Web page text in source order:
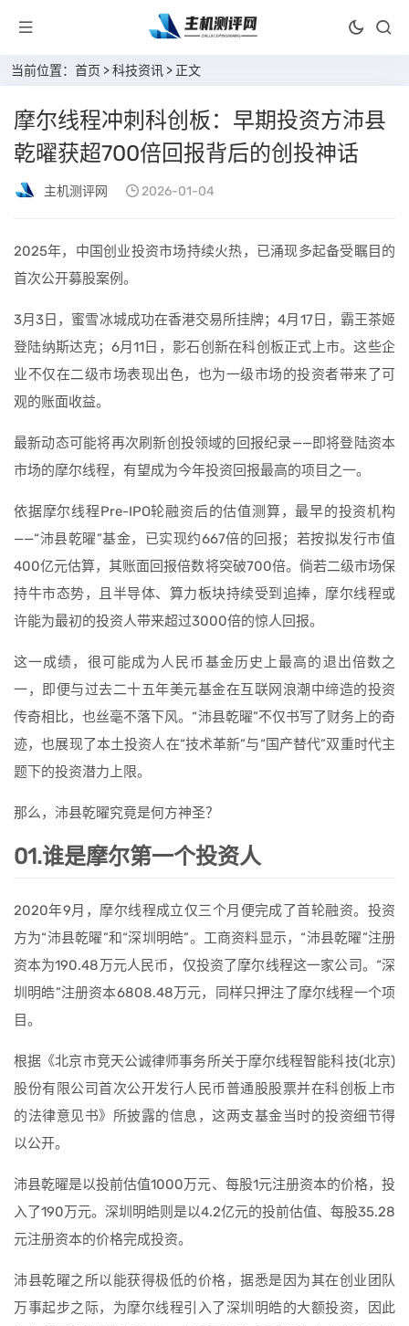
当前位置： 首页 >科技资讯 > 正文
摩尔线程冲刺科创板：早期投资方沛县
乾曜获超700倍回报背后的创投神话
主机测评网 2026-01-04
2025年，中国创业投资市场持续火热，已涌现多起备受瞩目的
首次公开募股案例。
3月3日，蜜雪冰城成功在香港交易所挂牌；4月17日，霸王茶姬
登陆纳斯达克；6月11日，影石创新在科创板正式上市。这些企
业不仅在二级市场表现出色，也为一级市场的投资者带来了可
观的账面收益。
最新动态可能将再次刷新创投领域的回报纪录——即将登陆资本
市场的摩尔线程，有望成为今年投资回报最高的项目之一。
依据摩尔线程Pre-IPO轮融资后的估值测算，最早的投资机构
——“沛县乾曜”基金，已实现约667倍的回报；若按拟发行市值
400亿元估算，其账面回报倍数将突破700倍。倘若二级市场保
持牛市态势，且半导体、算力板块持续受到追捧，摩尔线程或
许能为最初的投资人带来超过3000倍的惊人回报。
这一成绩，很可能成为人民币基金历史上最高的退出倍数之
一，即便与过去二十五年美元基金在互联网浪潮中缔造的投资
传奇相比，也丝毫不落下风。“沛县乾曜”不仅书写了财务上的奇
迹，也展现了本土投资人在“技术革新”与“国产替代”双重时代主
题下的投资潜力上限。
那么，沛县乾曜究竟是何方神圣？
01.谁是摩尔第一个投资人
2020年9月，摩尔线程成立仅三个月便完成了首轮融资。投资
方为“沛县乾曜”和“深圳明皓”。工商资料显示，“沛县乾曜”注册
资本为190.48万元人民币，仅投资了摩尔线程这一家公司。“深
圳明皓”注册资本6808.48万元，同样只押注了摩尔线程一个项
目。
根据《北京市竞天公诚律师事务所关于摩尔线程智能科技(北京)
股份有限公司首次公开发行人民币普通股股票并在科创板上市
的法律意见书》所披露的信息，这两支基金当时的投资细节得
以公开。
沛县乾曜是以投前估值1000万元、每股1元注册资本的价格，投
入了190万元。深圳明皓则是以4.2亿元的投前估值、每股35.28
元注册资本的价格完成投资。
沛县乾曜之所以能获得极低的价格，据悉是因为其在创业团队
万事起步之际，为摩尔线程引入了深圳明皓的大额投资，因此